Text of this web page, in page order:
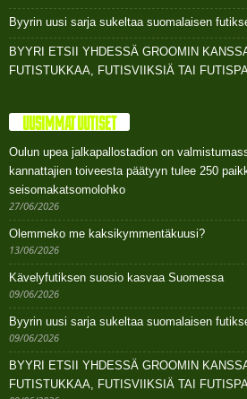
Byyrin uusi sarja sukeltaa suomalaisen
BYYRI ETSII YHDESSÄ GROOMIN
FUTISTUKKAA, FUTISVIIKSIÄ TAI
UUSIMMAT UUTISET
Oulun upea jalkapallostadion on
kannattajien toiveesta päätyyn tulee 250
seisomakatsomolohko
27/06/2026
Olemmeko me kaksikymmentäkuusi?
13/06/2026
Kävelyfutiksen suosio kasvaa Suomessa
09/06/2026
Byyrin uusi sarja sukeltaa suomalaisen
09/06/2026
BYYRI ETSII YHDESSÄ GROOMIN
FUTISTUKKAA, FUTISVIIKSIÄ TAI